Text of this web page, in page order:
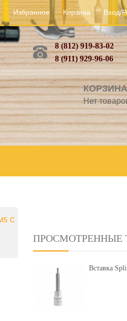
Избранное Корзина Вход/
8 (812) 919-83-02
8 (911) 929-96-06
КОРЗИНА
Нет
С
ПРОСМОТРЕННЫЕ
Вставка